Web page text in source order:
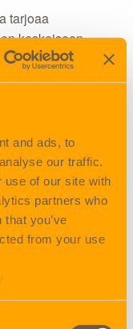
and ads, to
our traffic.
use of our site with
partners who
you’ve
from your use
tarjoaa
keskeiseen
keskittymä
myös laajat
Buukkaukset